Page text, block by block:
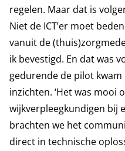
regelen. Maar dat is
Niet de ICT’er moet
vanuit de
ik bevestigd. En dat was
gedurende de pilot
inzichten. ‘Het was mooi
wijkverpleegkundigen bij
brachten we het
direct in technische